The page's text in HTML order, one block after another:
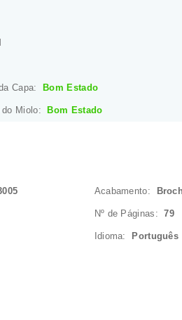
Capa: Bom Estado
Miolo: Bom Estado
Acabamento:
Nº de Páginas:79
Idioma: Português